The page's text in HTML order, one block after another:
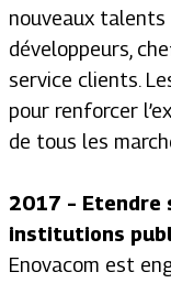
nouveaux talents
développeurs,
service clients.
pour renforcer
de tous les
2017 – Etendre
institutions
Enovacom est